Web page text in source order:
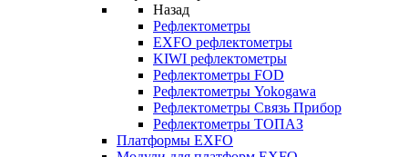
Назад
Рефлектометры
EXFO рефлектометры
KIWI рефлектометры
Рефлектометры FOD
Рефлектометры Yokogawa
Рефлектометры Связь Прибор
Рефлектометры ТОПАЗ
Платформы EXFO